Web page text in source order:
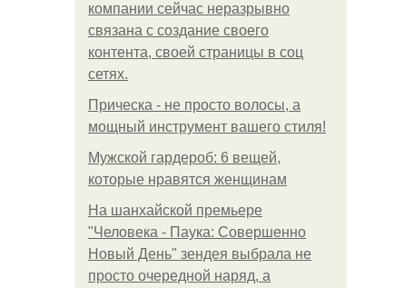
компании сейчас неразрывно
связана с создание своего
контента, своей страницы в соц
сетях.
Прическа - не просто волосы, а
мощный инструмент вашего стиля!
Мужской гардероб: 6 вещей,
которые нравятся женщинам
На шанхайской премьере
"Человека - Паука: Совершенно
Новый День" зендея выбрала не
просто очередной наряд, а